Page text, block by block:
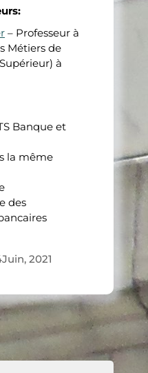
– Professeur à
Métiers de
à
Banque et
la même
des
Juin, 2021